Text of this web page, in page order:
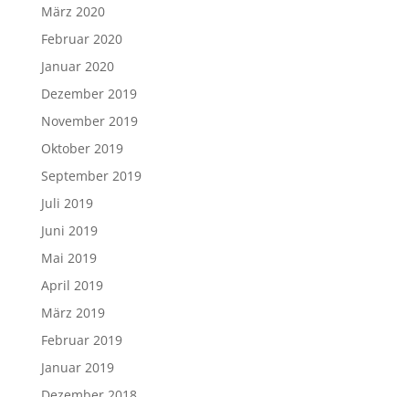
März 2020
Februar 2020
Januar 2020
Dezember 2019
November 2019
Oktober 2019
September 2019
Juli 2019
Juni 2019
Mai 2019
April 2019
März 2019
Februar 2019
Januar 2019